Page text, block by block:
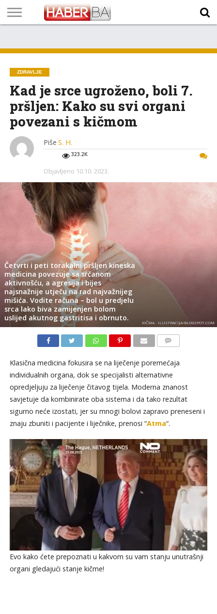
TECH
PROGRAM
PROGNOZA
PUTEVIMA
LISTA
NAMA
ZDRAVLJE
Kad je srce ugroženo, boli 7.
pršljen: Kako su svi organi
povezani s kičmom
Piše S. H.
323.2K
Objavljeno 10.10. 2023.
Četvrti i peti torakalni pršljen kineska
medicina povezuje sa srčanom
aktivnošću, a agresija i bijes
najsnažnije utječu na rad najvažnijeg
mišića. Vodite računa – bol u predjelu
srca lako biva zamijenjen bolom
uslijed akutnog gastritisa i obrnuto.
KIČMA - ILUSTRACIJA/BLOGSPOT.COM
Klasična medicina fokusira se na liječenje poremećaja
individualnih organa, dok se specijalisti alternativne
opredjeljuju za liječenje čitavog tijela. Moderna znanost
savjetuje da kombinirate oba sistema i da tako rezultat
sigurno neće izostati, jer su mnogi bolovi zapravo preneseni i
znaju zbuniti i pacijente i liječnike, prenosi “Atma“.
Evo kako ćete prepoznati u kakvom su vam stanju unutrašnji
organi gledajući stanje kičme!